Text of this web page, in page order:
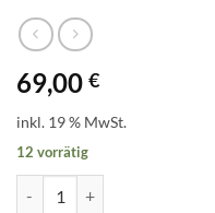
69,00 €
inkl. 19 % MwSt.
12 vorrätig